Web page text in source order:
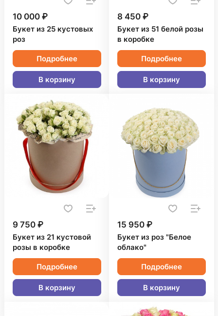
10 000 ₽
Букет из 25 кустовых
роз
Подробнее
В корзину
8 450 ₽
Букет из 51 белой розы
в коробке
Подробнее
В корзину
9 750 ₽
Букет из 21 кустовой
розы в коробке
Подробнее
В корзину
15 950 ₽
Букет из роз "Белое
облако"
Подробнее
В корзину